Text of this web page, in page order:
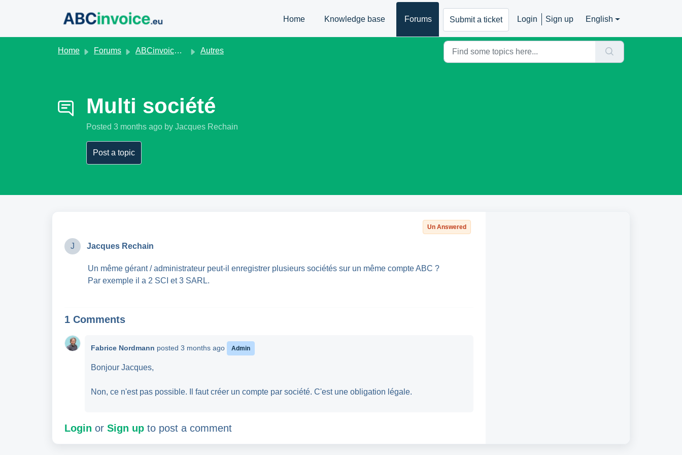
Home
Knowledge base Forums Submit a ticket Login Sign up English
Home Forums ABCinvoice.eu Autres
Multi société
Posted 3 months ago by Jacques Rechain
Post a topic
Un Answered
J Jacques Rechain
Un même gérant / administrateur peut-il enregistrer plusieurs sociétés sur un même compte ABC ?
Par exemple il a 2 SCI et 3 SARL.
1 Comments
Fabrice Nordmann posted 3 months ago Admin
Bonjour Jacques,
Non, ce n'est pas possible. Il faut créer un compte par société. C'est une obligation légale.
Login or Sign up to post a comment